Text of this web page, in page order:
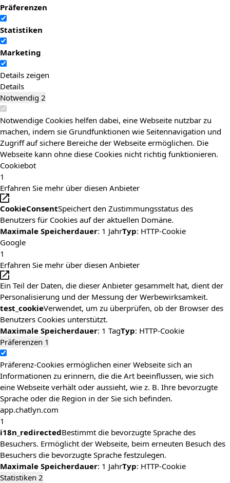
Präferenzen
Statistiken
Marketing
Details zeigen
Details
Notwendig 2
Notwendige Cookies helfen dabei, eine Webseite nutzbar zu
machen, indem sie Grundfunktionen wie Seitennavigation und
Zugriff auf sichere Bereiche der Webseite ermöglichen. Die
Webseite kann ohne diese Cookies nicht richtig funktionieren.
Cookiebot
1
Erfahren Sie mehr über diesen Anbieter
CookieConsentSpeichert den Zustimmungsstatus des
Benutzers für Cookies auf der aktuellen Domäne.
Maximale Speicherdauer: 1 JahrTyp: HTTP-Cookie
Google
1
Erfahren Sie mehr über diesen Anbieter
Ein Teil der Daten, die dieser Anbieter gesammelt hat, dient der
Personalisierung und der Messung der Werbewirksamkeit.
test_cookieVerwendet, um zu überprüfen, ob der Browser des
Benutzers Cookies unterstützt.
Maximale Speicherdauer: 1 TagTyp: HTTP-Cookie
Präferenzen 1
Präferenz-Cookies ermöglichen einer Webseite sich an
Informationen zu erinnern, die die Art beeinflussen, wie sich
eine Webseite verhält oder aussieht, wie z. B. Ihre bevorzugte
Sprache oder die Region in der Sie sich befinden.
app.chatlyn.com
1
i18n_redirectedBestimmt die bevorzugte Sprache des
Besuchers. Ermöglicht der Webseite, beim erneuten Besuch des
Besuchers die bevorzugte Sprache festzulegen.
Maximale Speicherdauer: 1 JahrTyp: HTTP-Cookie
Statistiken 2